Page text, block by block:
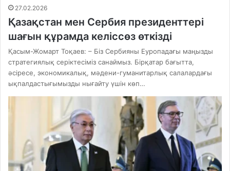
27.02.2026
Қазақстан мен Сербия президенттері
шағын құрамда келіссөз өткізді
Қасым-Жомарт Тоқаев: – Біз Сербияны Еуропадағы маңызды
стратегиялық серіктесіміз санаймыз. Бірқатар бағытта,
әсіресе, экономикалық, мәдени-гуманитарлық салалардағы
ықпалдастығымызды нығайту үшін көп…